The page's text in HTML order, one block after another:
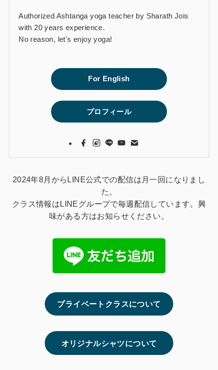
Authorized Ashtanga yoga teacher by Sharath Jois
with 20 years experience.
No reason, let's enjoy yoga!
For English
プロフィール
2024年8月からLINE公式での配信は月一回になりまし
た。
クラス情報はLINEグループで毎週配信しています。興
味がある方はお知らせください。
プライベートクラスについて
オリジナルシャツについて